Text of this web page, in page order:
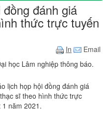
đánh giá
thức trực tuyến
In
Email
học Lâm nghiệp thông báo.
lịch họp hội đồng đánh giá
sĩ theo hình thức trực
1 năm 2021.